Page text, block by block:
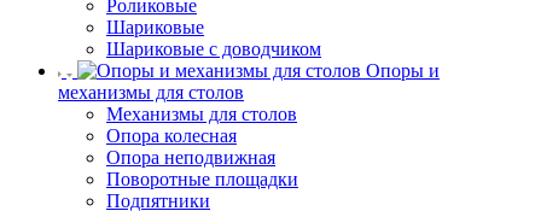
Роликовые
Шариковые
Шариковые с доводчиком
Опоры и
механизмы для столов
Механизмы для столов
Опора колесная
Опора неподвижная
Поворотные площадки
Подпятники